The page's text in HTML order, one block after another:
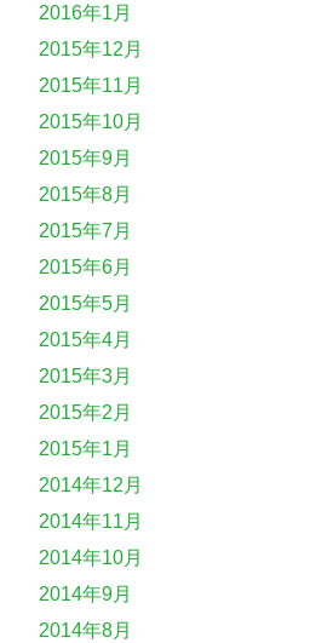
2016年1月
2015年12月
2015年11月
2015年10月
2015年9月
2015年8月
2015年7月
2015年6月
2015年5月
2015年4月
2015年3月
2015年2月
2015年1月
2014年12月
2014年11月
2014年10月
2014年9月
2014年8月